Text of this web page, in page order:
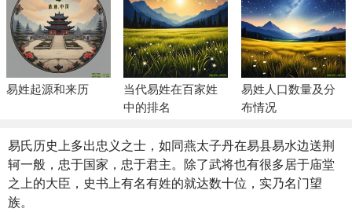
易姓起源和来历
当代易姓在百家姓
中的排名
易姓人口数量及分
布情况
易氏历史上多出忠义之士，如同燕太子丹在易县易水边送荆
轲一般，忠于国家，忠于君主。除了武将也有很多居于庙堂
之上的大臣，史书上有名有姓的就达数十位，实乃名门望
族。